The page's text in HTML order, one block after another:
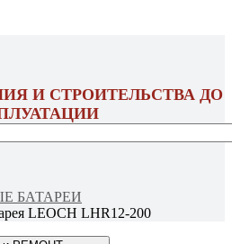
И СТРОИТЕЛЬСТВА ДО
БАТАРЕИ
LEOCH LHR12-200